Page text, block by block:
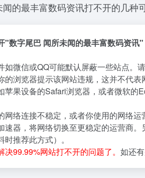
的最丰富数码资讯打不开的几种
"数字尾巴 闻所未闻的最丰富数码资讯
如微信或QQ可能默认屏蔽一些站点。
的浏览器提示该网站违规，这并不代
苹果设备的Safari浏览器，或者微软
网络连接不稳定，或者你使用的网络
速器，将网络切换至更稳定的运营商
推荐此方式）。
99.99%网站打不开的问题了。 如还